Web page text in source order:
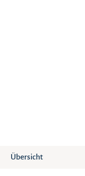
Übersicht